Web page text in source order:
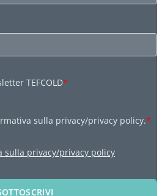
TEFCOLD*
sulla privacy/privacy policy.*
sulla privacy/privacy policy